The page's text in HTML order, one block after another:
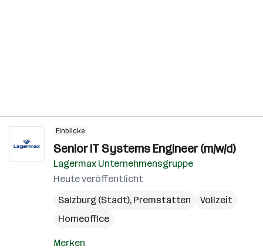
Einblicke
Senior IT Systems Engineer (m/w/d)
Lagermax Unternehmensgruppe
Heute veröffentlicht
Salzburg (Stadt), Premstätten
Vollzeit
Homeoffice
Merken